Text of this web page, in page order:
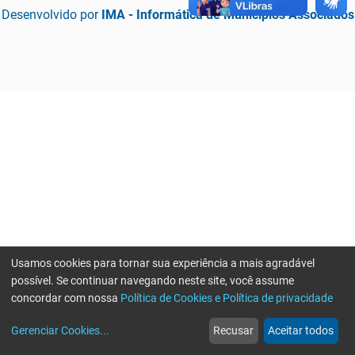
Desenvolvido por IMA - Informática de Municípios Associados
web
Notícias
more_horiz
Mais
Usamos cookies para tornar sua experiência a mais agradável
possível. Se continuar navegando neste site, você assume
concordar com nossa Política de Cookies e Política de privacidade
Gerenciar Cookies... Recusar Aceitar todos
Erro ao enviar informações, por favor tente novamente